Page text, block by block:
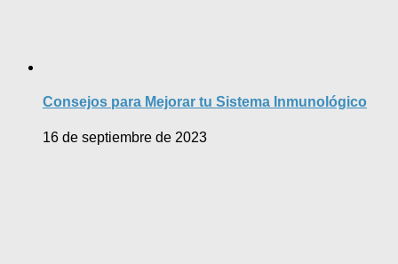
Consejos para Mejorar tu Sistema Inmunológico
16 de septiembre de 2023